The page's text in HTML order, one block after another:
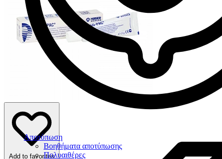
Αποτύπωση
Βοηθήματα αποτύπωσης
Πολυαιθέρες
Add to favorites